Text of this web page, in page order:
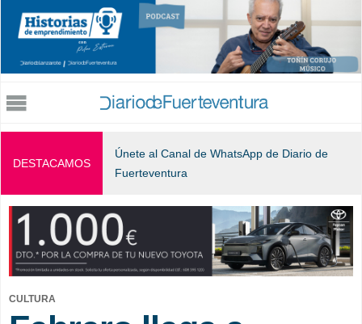
Jump to navigation
DESTACAMOS
Únete al Canal de WhatsApp de Diario de
Fuerteventura
CULTURA